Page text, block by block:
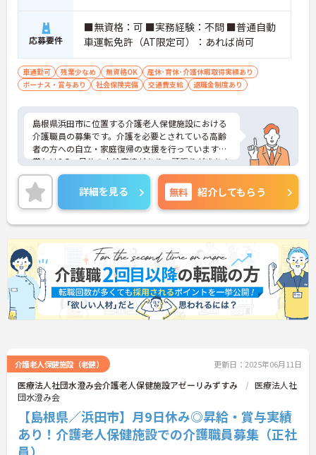
応募要件
■無資格：可 ■実務経験：不問 ■普通自動
車運転免許（AT限定可）：あれば尚可
車通勤可 残業少なめ 無資格OK
産休･育休･介護休暇取得実績あり
ボーナス・賞与あり
社会保険完備 交通費支給 退職金制度あり
島根県浜田市に位置する介護老人保健施設における
介護職員の募集です。介護を必要とされている高齢
者の方への自立・家庭復帰の支援を行っています。
賞与は3.5ヶ月分の支給実績があり、頑張りがきちん
と評価される職場です。また、マイカー通勤が可能
なので、通勤が苦になりません。
ご興味のある方には、面接対策ポイントなど、さら
に詳細をお話しいたしますのでお気軽にご相談くだ
さい！
詳細を見る 無料 紹介してもらう
介護老人保健施設（老健） 更新日：2025年06月11日
医療法人社団水澄み会介護老人保健施設アゼーリみずすみ
医療法人社
団水澄み会
【島根県／浜田市】月9日休み◎昇給・賞与実績
あり！介護老人保健施設での介護職員募集（正社